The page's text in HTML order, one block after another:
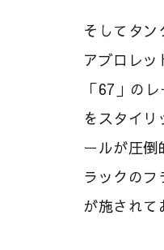
そしてタ
アブロレ
「67」の
をスタイ
ールが圧倒
ラックの
が施されて